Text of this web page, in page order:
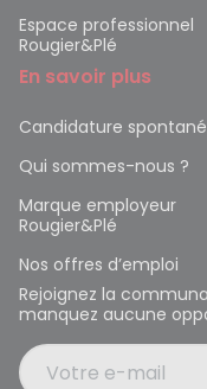
Espace professionnel
Rougier&Plé
En savoir plus
Candidature
Qui sommes-nous ?
Marque employeur
Rougier&Plé
Nos offres d’emploi
Rejoignez la
manquez aucune
Votre e-mail